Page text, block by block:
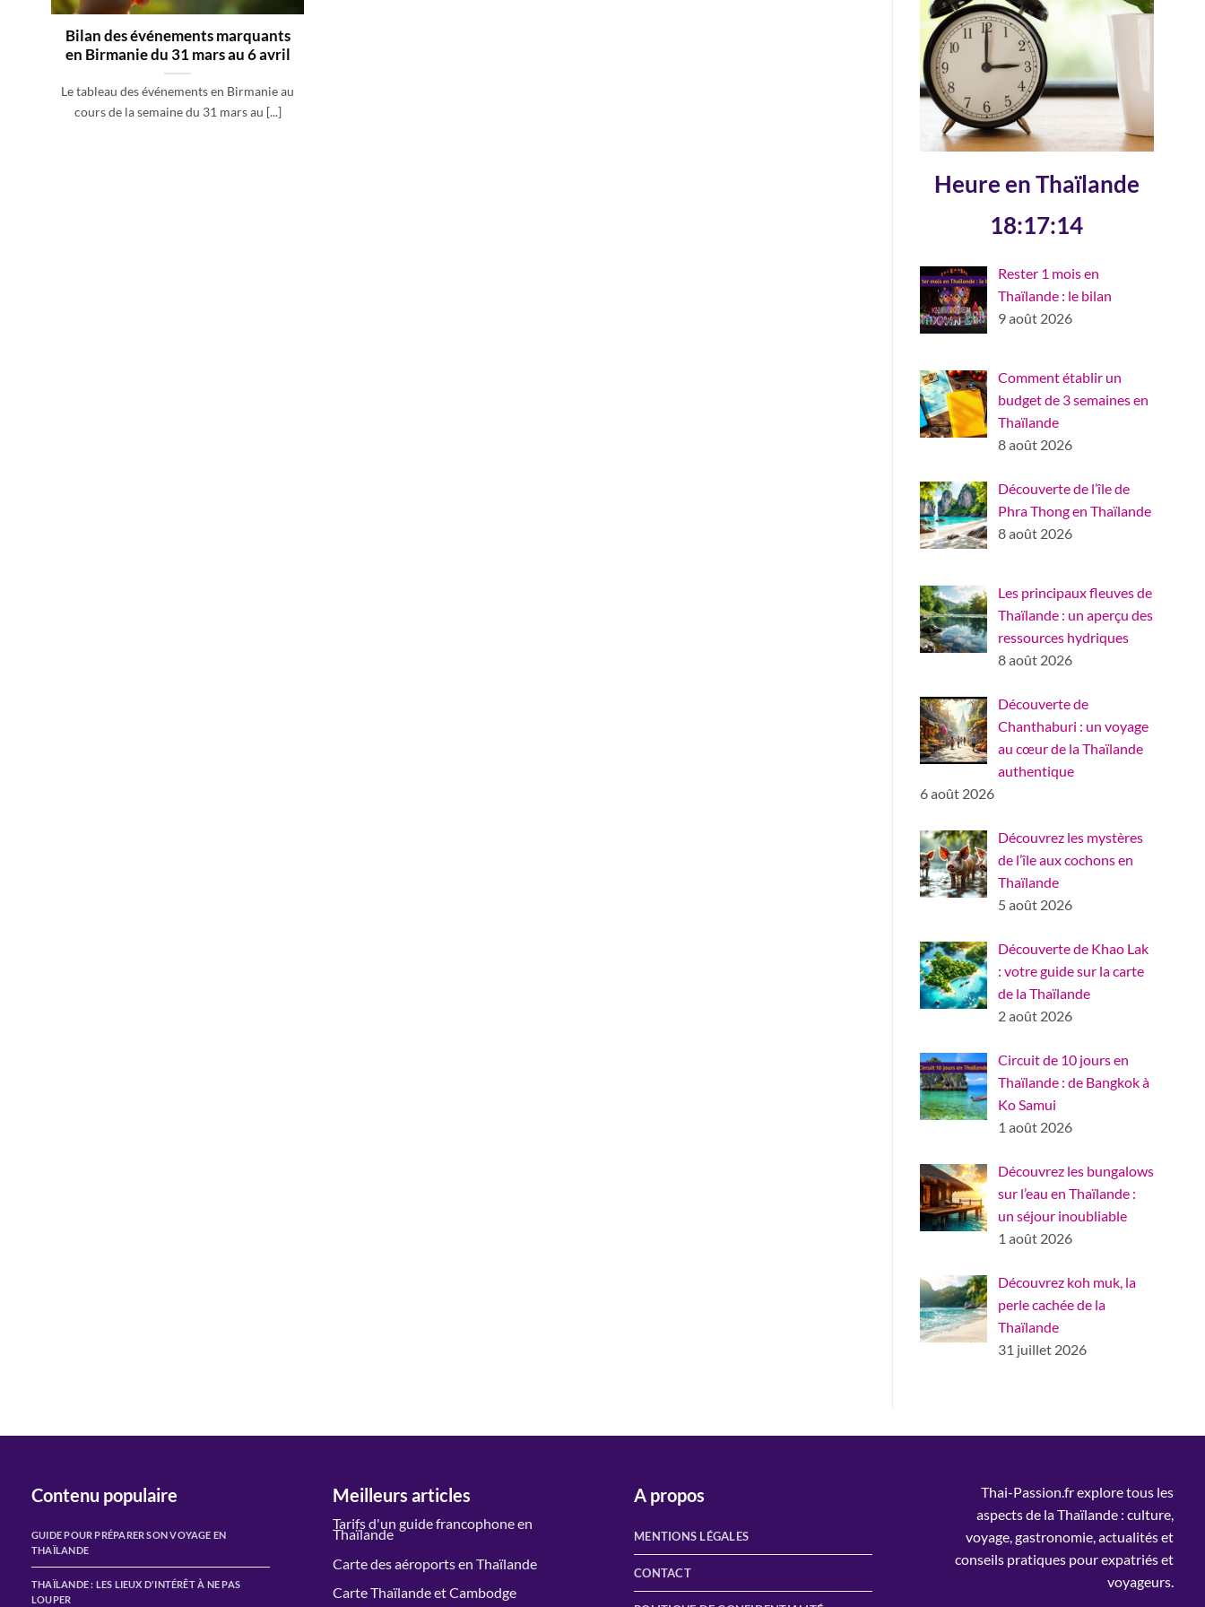
Bilan des événements marquants
en Birmanie du 31 mars au 6 avril
Le tableau des événements en Birmanie au
cours de la semaine du 31 mars au [...]
Heure en Thaïlande
18:17:14
Rester 1 mois en
Thaïlande : le bilan
9 août 2026
Comment établir un
budget de 3 semaines en
Thaïlande
8 août 2026
Découverte de l’île de
Phra Thong en Thaïlande
8 août 2026
Les principaux fleuves de
Thaïlande : un aperçu des
ressources hydriques
8 août 2026
Découverte de
Chanthaburi : un voyage
au cœur de la Thaïlande
authentique
6 août 2026
Découvrez les mystères
de l’île aux cochons en
Thaïlande
5 août 2026
Découverte de Khao Lak
: votre guide sur la carte
de la Thaïlande
2 août 2026
Circuit de 10 jours en
Thaïlande : de Bangkok à
Ko Samui
1 août 2026
Découvrez les bungalows
sur l’eau en Thaïlande :
un séjour inoubliable
1 août 2026
Découvrez koh muk, la
perle cachée de la
Thaïlande
31 juillet 2026
Contenu populaire
GUIDE POUR PRÉPARER SON VOYAGE EN
THAÏLANDE
THAÏLANDE : LES LIEUX D'INTÉRÊT À NE PAS
LOUPER
Meilleurs articles
Tarifs d'un guide francophone en
Thaïlande
Carte des aéroports en Thaïlande
Carte Thaïlande et Cambodge
A propos
MENTIONS LÉGALES
CONTACT
Thai-Passion.fr explore tous les
aspects de la Thaïlande : culture,
voyage, gastronomie, actualités et
conseils pratiques pour expatriés et
voyageurs.